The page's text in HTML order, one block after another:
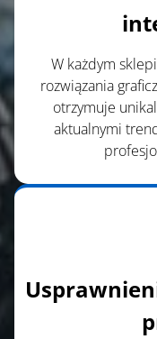
W każdym
rozwiązania
otrzymuje
aktualnymi